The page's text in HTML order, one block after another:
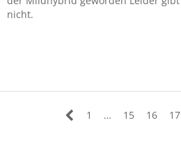
nicht.
1 … 15 16 17